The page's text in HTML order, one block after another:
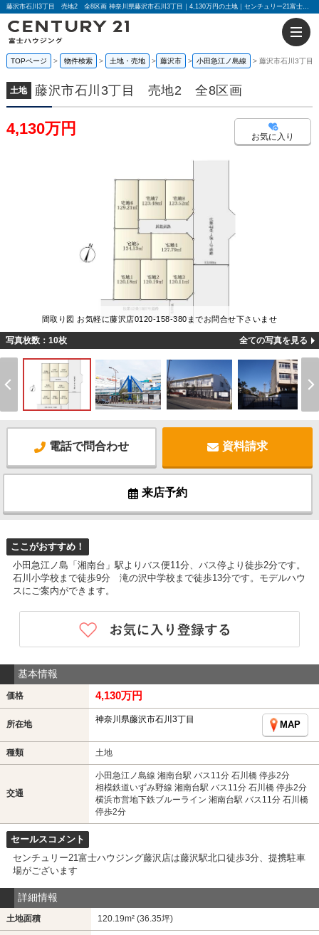
藤沢市石川3丁目 売地2 全8区画 神奈川県藤沢市石川3丁目｜4,130万円の土地｜センチュリー21富士ハウジング
TOPページ 物件検索 土地・売地 藤沢市 小田急江ノ島線 藤沢市石川3丁
土地 藤沢市石川3丁目 売地2 全8区画
4,130万円 お気に入り
間取り図 お気軽に藤沢店0120-158-380までお問合せ下さいませ
写真枚数：10枚 全ての写真を見る
電話で問合わせ 資料請求
来店予約
ここがおすすめ！
小田急江ノ島「湘南台」駅よりバス便11分、バス停より徒歩2分です。
石川小学校まで徒歩9分 滝の沢中学校まで徒歩13分です。モデルハウ
スにご案内ができます。
基本情報
価格 4,130万円
所在地 神奈川県藤沢市石川3丁目
MAP
種類 土地
交通
小田急江ノ島線 湘南台駅 バス11分 石川橋 停歩2分
相模鉄道いずみ野線 湘南台駅 バス11分 石川橋 停歩2分
横浜市営地下鉄ブルーライン 湘南台駅 バス11分 石川橋
停歩2分
セールスコメント
センチュリー21富士ハウジング藤沢店は藤沢駅北口徒歩3分、提携駐車
場がございます
詳細情報
土地面積 120.19m² (36.35坪)